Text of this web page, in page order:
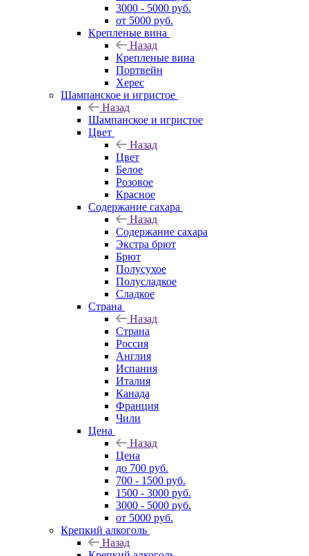
3000 - 5000 руб.
от 5000 руб.
Крепленые вина
Назад
Крепленые вина
Портвейн
Херес
Шампанское и игристое
Назад
Шампанское и игристое
Цвет
Назад
Цвет
Белое
Розовое
Красное
Содержание сахара
Назад
Содержание сахара
Экстра брют
Брют
Полусухое
Полусладкое
Сладкое
Страна
Назад
Страна
Россия
Англия
Испания
Италия
Канада
Франция
Чили
Цена
Назад
Цена
до 700 руб.
700 - 1500 руб.
1500 - 3000 руб.
3000 - 5000 руб.
от 5000 руб.
Крепкий алкоголь
Назад